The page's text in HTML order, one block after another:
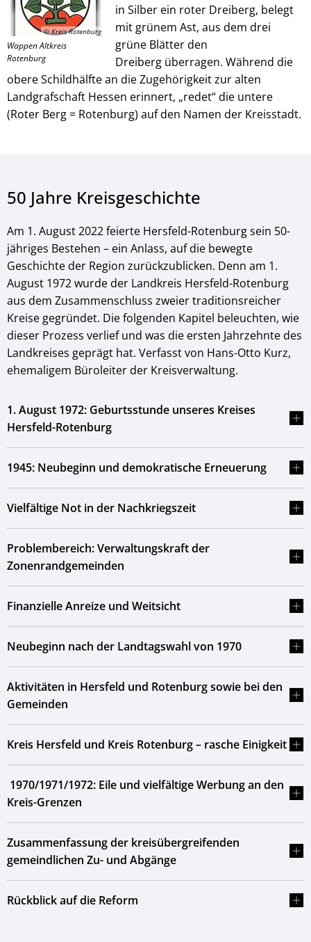
© Kreis Rotenburg
Wappen Altkreis
Rotenburg
in Silber ein roter Dreiberg, belegt
mit grünem Ast, aus dem drei
grüne Blätter den
Dreiberg überragen. Während die
obere Schildhälfte an die Zugehörigkeit zur alten
Landgrafschaft Hessen erinnert, „redet“ die untere
(Roter Berg = Rotenburg) auf den Namen der Kreisstadt.
50 Jahre Kreisgeschichte
Am 1. August 2022 feierte Hersfeld-Rotenburg sein 50-
jähriges Bestehen – ein Anlass, auf die bewegte
Geschichte der Region zurückzublicken. Denn am 1.
August 1972 wurde der Landkreis Hersfeld-Rotenburg
aus dem Zusammenschluss zweier traditionsreicher
Kreise gegründet. Die folgenden Kapitel beleuchten, wie
dieser Prozess verlief und was die ersten Jahrzehnte des
Landkreises geprägt hat. Verfasst von Hans-Otto Kurz,
ehemaligem Büroleiter der Kreisverwaltung.
1. August 1972: Geburtsstunde unseres Kreises
Hersfeld-Rotenburg
1945: Neubeginn und demokratische Erneuerung
Vielfältige Not in der Nachkriegszeit
Problembereich: Verwaltungskraft der
Zonenrandgemeinden
Finanzielle Anreize und Weitsicht
Neubeginn nach der Landtagswahl von 1970
Aktivitäten in Hersfeld und Rotenburg sowie bei den
Gemeinden
Kreis Hersfeld und Kreis Rotenburg – rasche Einigkeit
1970/1971/1972: Eile und vielfältige Werbung an den
Kreis-Grenzen
Zusammenfassung der kreisübergreifenden
gemeindlichen Zu- und Abgänge
Rückblick auf die Reform